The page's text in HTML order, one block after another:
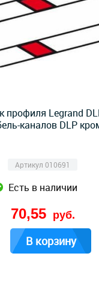
профиля Legrand
каналов DLP
Артикул 010691
Есть в наличии
70,55 руб.
В корзину